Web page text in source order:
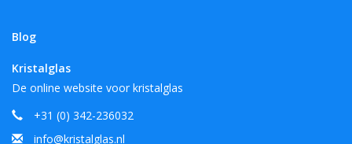
Blog
Kristalglas
De online website voor kristalglas
+31 (0) 342-236032
info@kristalglas.nl